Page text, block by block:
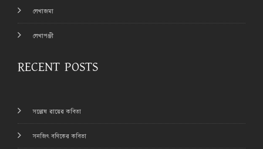
লেখাজমা
লেখাপঞ্জী
RECENT POSTS
সন্তোষ রায়ের কবিতা
সনজিৎ বণিকের কবিতা